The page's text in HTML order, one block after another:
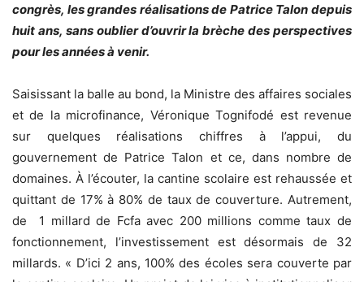
congrès, les grandes réalisations de Patrice Talon depuis
huit ans, sans oublier d’ouvrir la brèche des perspectives
pour les années à venir.
Saisissant la balle au bond, la Ministre des affaires sociales
et de la microfinance, Véronique Tognifodé est revenue
sur quelques réalisations chiffres à l’appui, du
gouvernement de Patrice Talon et ce, dans nombre de
domaines. À l’écouter, la cantine scolaire est rehaussée et
quittant de 17% à 80% de taux de couverture. Autrement,
de 1 millard de Fcfa avec 200 millions comme taux de
fonctionnement, l’investissement est désormais de 32
millards. « D’ici 2 ans, 100% des écoles sera couverte par